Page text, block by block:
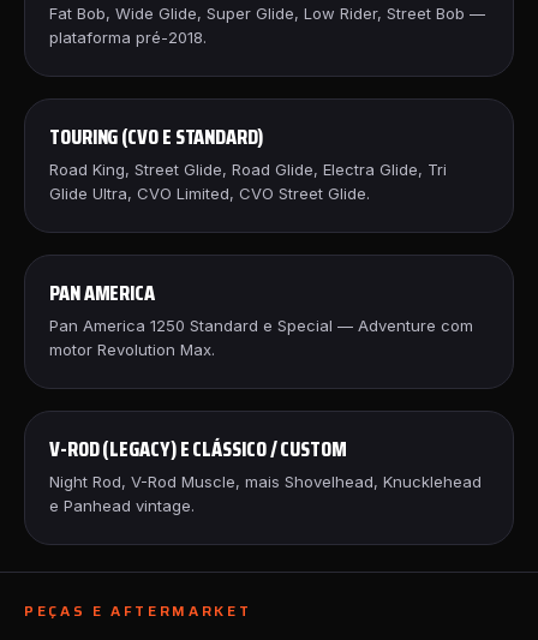
Fat Bob, Wide Glide, Super Glide, Low Rider, Street Bob —
plataforma pré-2018.
TOURING (CVO E STANDARD)
Road King, Street Glide, Road Glide, Electra Glide, Tri
Glide Ultra, CVO Limited, CVO Street Glide.
PAN AMERICA
Pan America 1250 Standard e Special — Adventure com
motor Revolution Max.
V-ROD (LEGACY) E CLÁSSICO / CUSTOM
Night Rod, V-Rod Muscle, mais Shovelhead, Knucklehead
e Panhead vintage.
PEÇAS E AFTERMARKET